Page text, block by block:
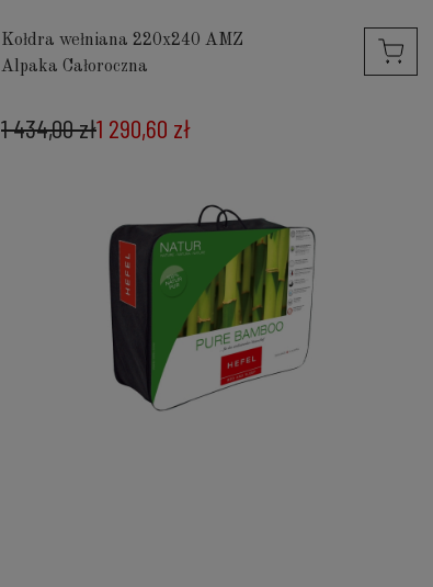
Kołdra wełniana 220x240 AMZ
Alpaka Całoroczna
1 290,60 zł
1 434,00 zł